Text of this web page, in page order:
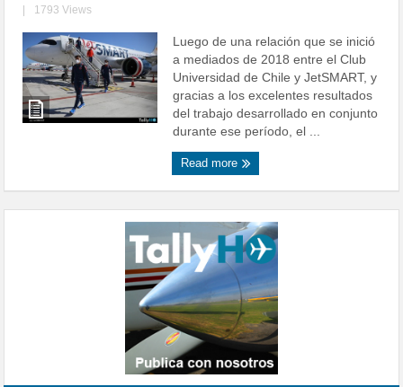
1793 Views
Luego de una relación que se inició
a mediados de 2018 entre el Club
Universidad de Chile y JetSMART, y
gracias a los excelentes resultados
del trabajo desarrollado en conjunto
durante ese período, el ...
Read more